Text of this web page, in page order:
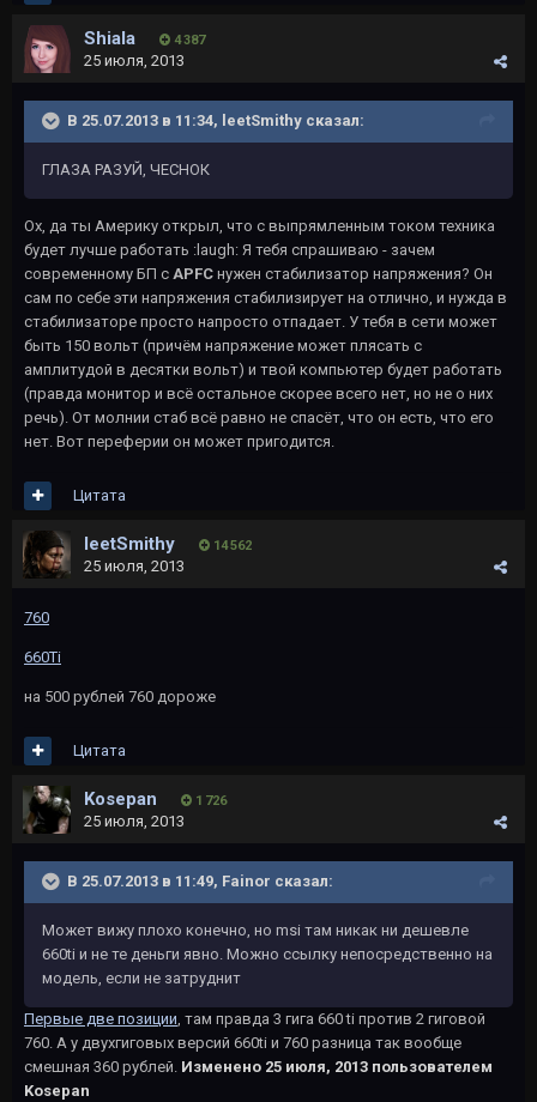
Shiala 4 387
25 июля, 2013
В 25.07.2013 в 11:34, leetSmithy сказал:
ГЛАЗА РАЗУЙ, ЧЕСНОК
Ох, да ты Америку открыл, что с выпрямленным током техника
будет лучше работать :laugh: Я тебя спрашиваю - зачем
современному БП с APFC нужен стабилизатор напряжения? Он
сам по себе эти напряжения стабилизирует на отлично, и нужда в
стабилизаторе просто напросто отпадает. У тебя в сети может
быть 150 вольт (причём напряжение может плясать с
амплитудой в десятки вольт) и твой компьютер будет работать
(правда монитор и всё остальное скорее всего нет, но не о них
речь). От молнии стаб всё равно не спасёт, что он есть, что его
нет. Вот переферии он может пригодится.
Цитата
leetSmithy 14 562
25 июля, 2013
760
660Ti
на 500 рублей 760 дороже
Цитата
Kosepan 1 726
25 июля, 2013
В 25.07.2013 в 11:49, Fainor сказал:
Может вижу плохо конечно, но msi там никак ни дешевле
660ti и не те деньги явно. Можно ссылку непосредственно на
модель, если не затруднит
Первые две позиции, там правда 3 гига 660 ti против 2 гиговой
760. А у двухгиговых версий 660ti и 760 разница так вообще
смешная 360 рублей. Изменено 25 июля, 2013 пользователем
Kosepan